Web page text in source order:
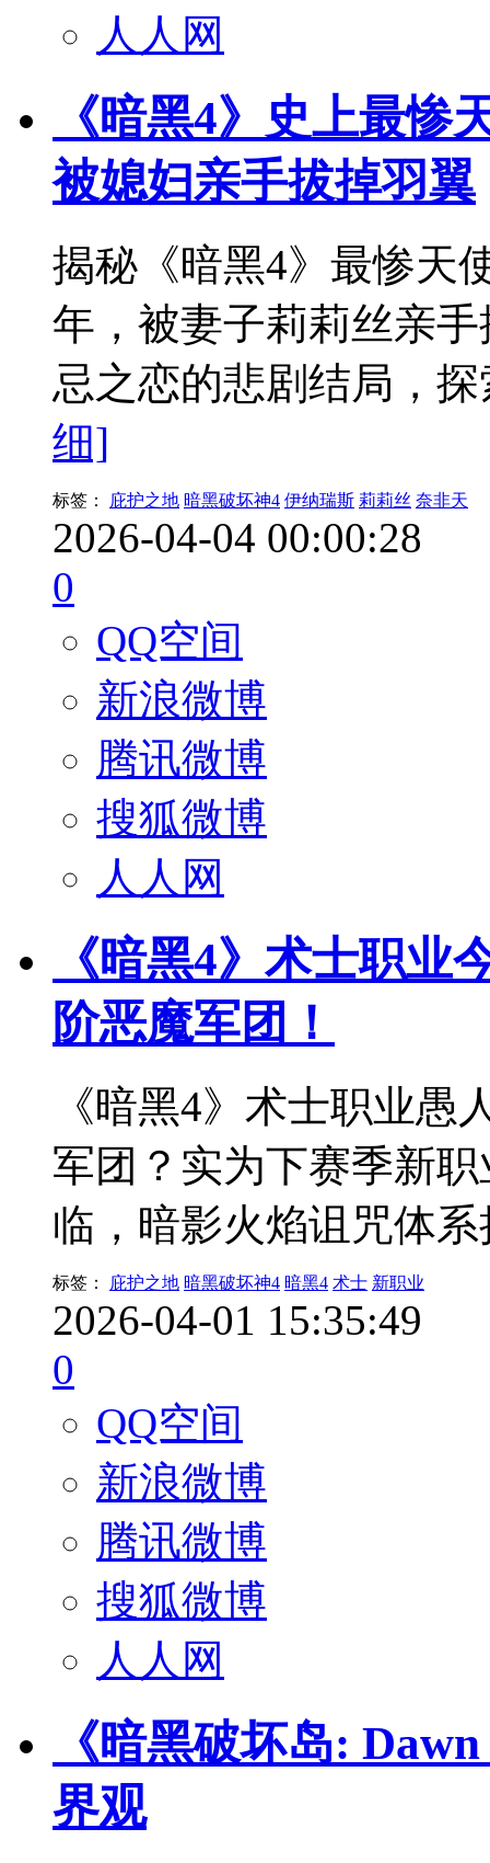
人人网
《暗黑4》史上最惨
被媳妇亲手拔掉羽翼
揭秘《暗黑4》最惨天
年，被妻子莉莉丝亲
忌之恋的悲剧结局，
细]
标签： 庇护之地 暗黑破坏神4 伊纳瑞斯 莉莉丝 奈非天
2026-04-04 00:00:28
0
QQ空间
新浪微博
腾讯微博
搜狐微博
人人网
《暗黑4》术士职业
阶恶魔军团！
《暗黑4》术士职业
军团？实为下赛季新
临，暗影火焰诅咒体
标签： 庇护之地 暗黑破坏神4 暗黑4 术士 新职业
2026-04-01 15:35:49
0
QQ空间
新浪微博
腾讯微博
搜狐微博
人人网
《暗黑破坏岛:
界观